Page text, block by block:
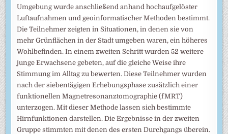
Umgebung wurde anschließend anhand hochaufgelöster
Luftaufnahmen und geoinformatischer Methoden bestimmt.
Die Teilnehmer zeigten in Situationen, in denen sie von
mehr Grünflächen in der Stadt umgeben waren, ein höheres
Wohlbefinden. In einem zweiten Schritt wurden 52 weitere
junge Erwachsene gebeten, auf die gleiche Weise ihre
Stimmung im Alltag zu bewerten. Diese Teilnehmer wurden
nach der siebentägigen Erhebungsphase zusätzlich einer
funktionellen Magnetresonanztomographie (fMRT)
unterzogen. Mit dieser Methode lassen sich bestimmte
Hirnfunktionen darstellen. Die Ergebnisse in der zweiten
Gruppe stimmten mit denen des ersten Durchgangs überein.